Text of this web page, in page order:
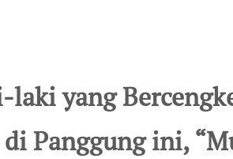
laki yang
di Panggung ini,